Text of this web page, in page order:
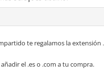
te regalamos la extensión
el .es o .com a tu compra.